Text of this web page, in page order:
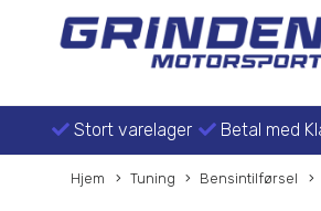
Stort varelager Betal med
Hjem Tuning Bensintilførsel